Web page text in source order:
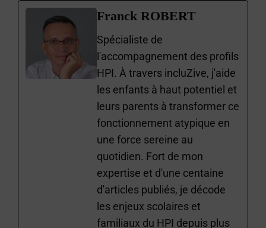
Franck ROBERT
Spécialiste de
l'accompagnement des profils
HPI. À travers incluZive, j'aide
les enfants à haut potentiel et
leurs parents à transformer ce
fonctionnement atypique en
une force sereine au
quotidien. Fort de mon
expertise et d'une centaine
d'articles publiés, je décode
les enjeux scolaires et
familiaux du HPI depuis plus